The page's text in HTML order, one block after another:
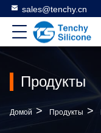
sales@tenchy.cn
Продукты
Домой > Продукты >